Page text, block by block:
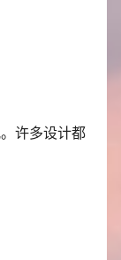
许多设计都